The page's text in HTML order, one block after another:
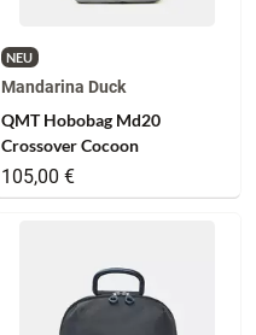
NEU
Mandarina Duck
QMT Hobobag Md20
Crossover Cocoon
105,00 €